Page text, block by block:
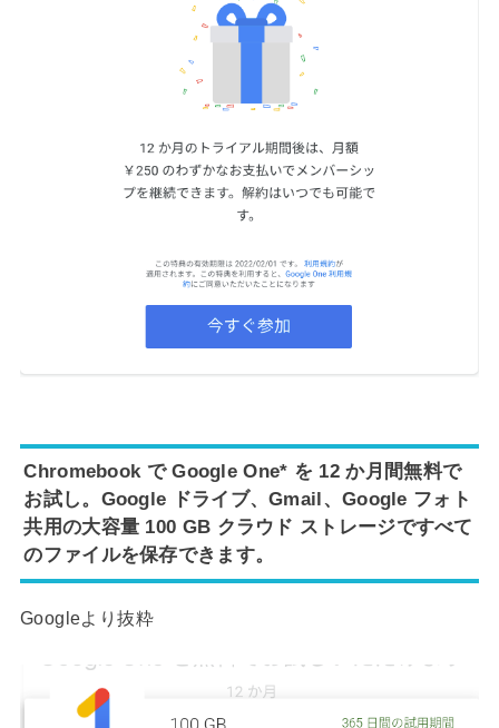
Chromebook で Google One* を 12 か月間無料で
お試し。Google ドライブ、Gmail、Google フォト
共用の大容量 100 GB クラウド ストレージですべて
のファイルを保存できます。
Googleより抜粋